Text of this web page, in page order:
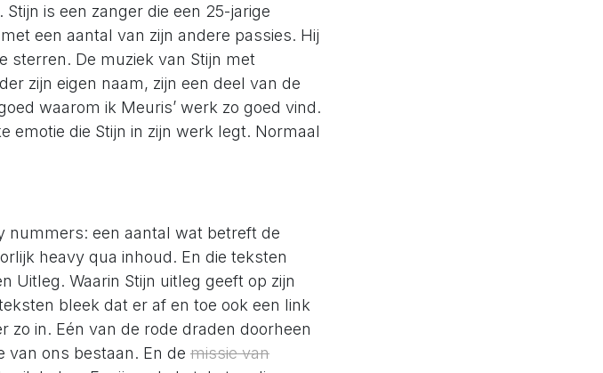
is een zanger die een 25-jarige
een aantal van zijn andere passies. Hij
sterren. De muziek van Stijn met
zijn eigen naam, zijn een deel van de
waarom ik Meuris’ werk zo goed vind.
emotie die Stijn in zijn werk legt. Normaal
nummers: een aantal wat betreft de
heavy qua inhoud. En die teksten
Uitleg. Waarin Stijn uitleg geeft op zijn
bleek dat er af en toe ook een link
zo in. Eén van de rode draden doorheen
van ons bestaan. En de missie van